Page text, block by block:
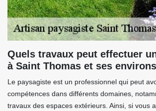
Quels travaux peut effectuer
à Saint Thomas et ses
Le paysagiste est un professionnel qui peut
compétences dans différents domaines,
travaux des espaces extérieurs. Ainsi, si vous